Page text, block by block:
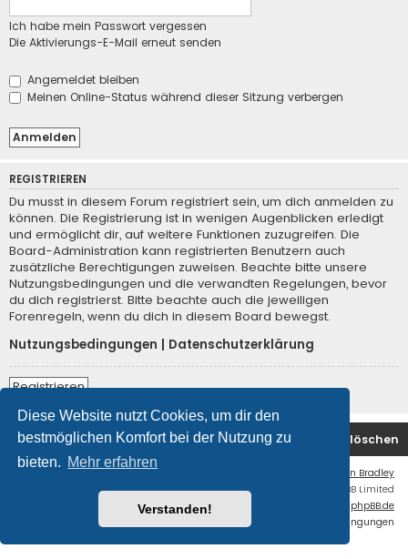
Diese Website nutzt Cookies, um dir den
bestmöglichen Komfort bei der Nutzung zu
bieten. Mehr erfahren
Verstanden!
Ich habe mein Passwort vergessen
Die Aktivierungs-E-Mail erneut senden
Angemeldet bleiben
Meinen Online-Status während dieser Sitzung verbergen
REGISTRIEREN
Du musst in diesem Forum registriert sein, um dich anmelden zu
können. Die Registrierung ist in wenigen Augenblicken erledigt
und ermöglicht dir, auf weitere Funktionen zuzugreifen. Die
Board-Administration kann registrierten Benutzern auch
zusätzliche Berechtigungen zuweisen. Beachte bitte unsere
Nutzungsbedingungen und die verwandten Regelungen, bevor
du dich registrierst. Bitte beachte auch die jeweiligen
Forenregeln, wenn du dich in diesem Board bewegst.
Nutzungsbedingungen
Datenschutzerklärung
Registrieren
Foren-Übersicht Alle Cookies löschen
Kontakt
Ian Bradley
Powered byphpBB® Forum Software © phpBB Limited
Deutsche Übersetzung durch phpBB.de
Datenschutz
Nutzungsbedingungen